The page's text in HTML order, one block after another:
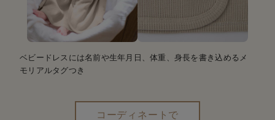
ベビードレスには名前や生年月日、体重、身長を書き込めるメ
モリアルタグつき
コーディネートで